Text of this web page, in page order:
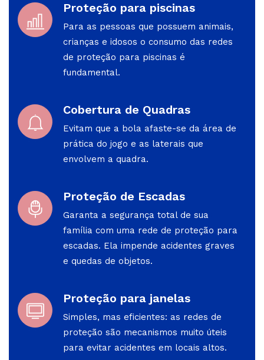
Proteção para piscinas
Para as pessoas que possuem animais,
crianças e idosos o consumo das redes
de proteção para piscinas é
fundamental.
Cobertura de Quadras
Evitam que a bola afaste-se da área de
prática do jogo e as laterais que
envolvem a quadra.
Proteção de Escadas
Garanta a segurança total de sua
família com uma rede de proteção para
escadas. Ela impende acidentes graves
e quedas de objetos.
Proteção para janelas
Simples, mas eficientes: as redes de
proteção são mecanismos muito úteis
para evitar acidentes em locais altos.